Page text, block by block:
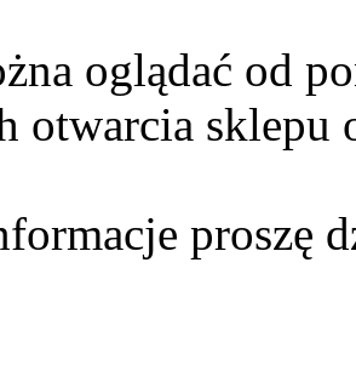
oglądać od
otwarcia sklepu
proszę